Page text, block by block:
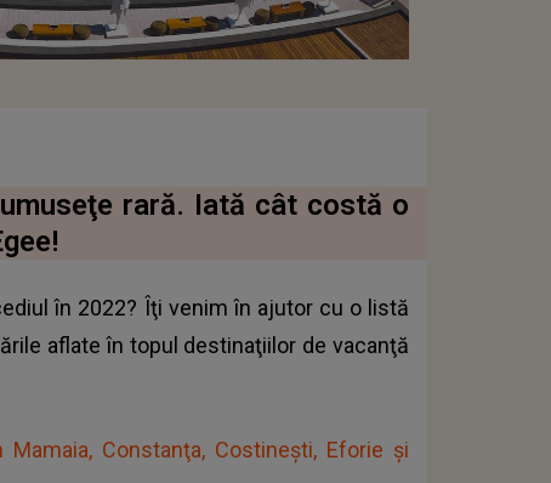
rară. Iată cât costă o
în 2022? Îţi venim în ajutor cu o listă
aflate în topul destinaţiilor de vacanţă
Constanţa, Costineşti, Eforie şi